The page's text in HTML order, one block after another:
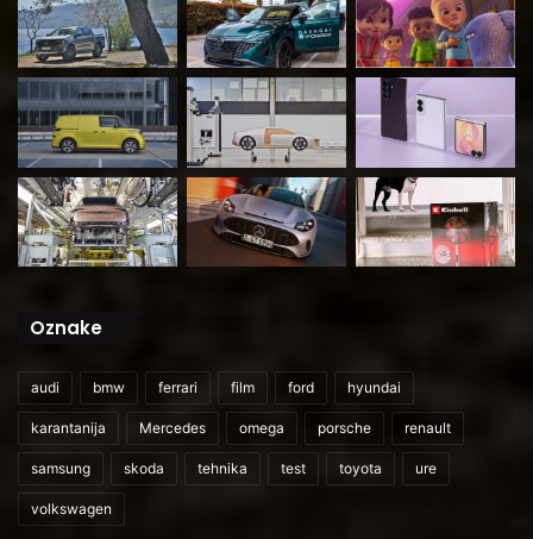
Oznake
audi bmw ferrari film ford hyundai
karantanija Mercedes omega porsche renault
samsung skoda tehnika test toyota ure
volkswagen